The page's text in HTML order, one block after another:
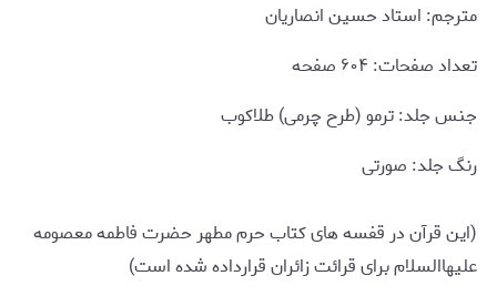
مترجم: استاد حسین انصاریان
تعداد صفحات: ۶۰۴ صفحه
جنس جلد: ترمو (طرح چرمی) طلاکوب
رنگ جلد: صورتی
(این قرآن در قفسه های کتاب حرم مطهر حضرت فاطمه معصومه
علیهاالسلام برای قرائت زائران قرارداده شده است)